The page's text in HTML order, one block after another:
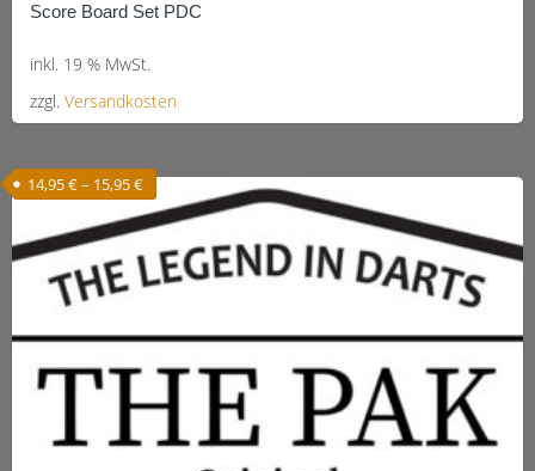
Score Board Set PDC
inkl. 19 % MwSt.
zzgl. Versandkosten
14,95€– 15,95€